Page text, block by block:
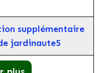
supplémentaire
jardinaute5